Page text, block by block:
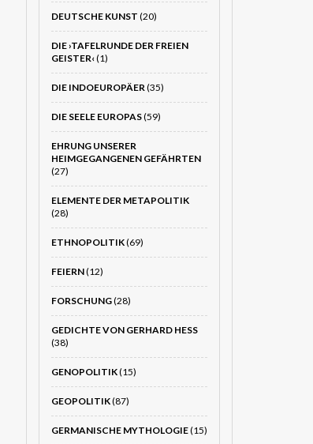
DEUTSCHE KUNST (20)
DIE ›TAFELRUNDE DER FREIEN
GEISTER‹(1)
DIE INDOEUROPÄER(35)
DIE SEELE EUROPAS(59)
EHRUNG UNSERER
HEIMGEGANGENEN GEFÄHRTEN
(27)
ELEMENTE DER METAPOLITIK
(28)
ETHNOPOLITIK(69)
FEIERN(12)
FORSCHUNG(28)
GEDICHTE VON GERHARD HESS
(38)
GENOPOLITIK(15)
GEOPOLITIK(87)
GERMANISCHE MYTHOLOGIE(15)